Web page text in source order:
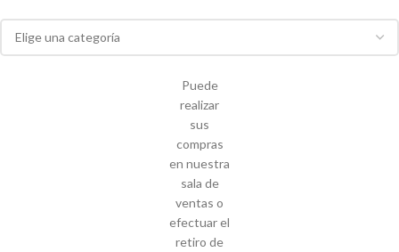
Puede
realizar
sus
compras
en nuestra
sala de
ventas o
efectuar el
retiro de